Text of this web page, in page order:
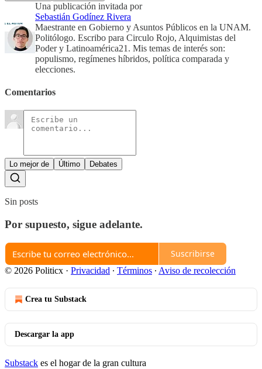
Una publicación invitada por
Sebastián Godínez Rivera
Maestrante en Gobierno y Asuntos Públicos en la UNAM.
Politólogo. Escribo para Circulo Rojo, Alquimistas del
Poder y Latinoamérica21. Mis temas de interés son:
populismo, regímenes híbridos, política comparada y
elecciones.
Comentarios
Lo mejor de Último Debates
Sin posts
Por supuesto, sigue adelante.
Suscribirse
© 2026 Politicx · Privacidad ∙ Términos ∙ Aviso de recolección
Crea tu Substack
Descargar la app
Substack es el hogar de la gran cultura